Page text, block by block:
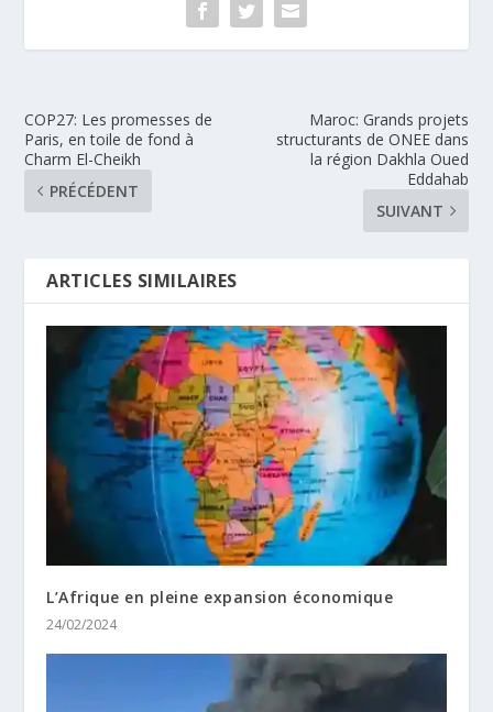
COP27: Les promesses de
Paris, en toile de fond à
Charm El-Cheikh
PRÉCÉDENT
Maroc: Grands projets
structurants de ONEE dans
la région Dakhla Oued
Eddahab
SUIVANT
ARTICLES SIMILAIRES
L’Afrique en pleine expansion économique
24/02/2024